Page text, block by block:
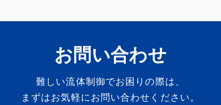
お問い合わせ
難しい流体制御でお困りの際は、
まずはお気軽にお問い合わせください。